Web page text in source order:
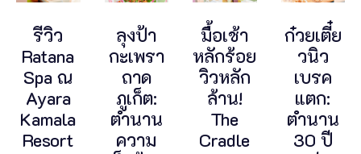
รีวิว
Ratana
Spa ณ
Ayara
Kamala
Resort
ลุงป้า
กะเพรา
ถาด
ภูเก็ต:
ตำนาน
ความ
มื้อเช้า
หลักร้อย
วิวหลัก
ล้าน!
The
Cradle
ก๋วยเตี๋ย
วนิว
เบรค
แตก:
ตำนาน
30 ปี